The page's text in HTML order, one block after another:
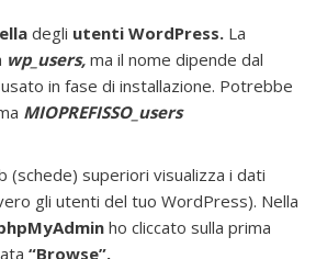
degli utenti WordPress.La
wp_users,ma il nome dipende dal
in fase di installazione. Potrebbe
MIOPREFISSO_users
(schede) superiori visualizza i dati
gli utenti del tuo WordPress). Nella
ho cliccato sulla prima
“Browse”.